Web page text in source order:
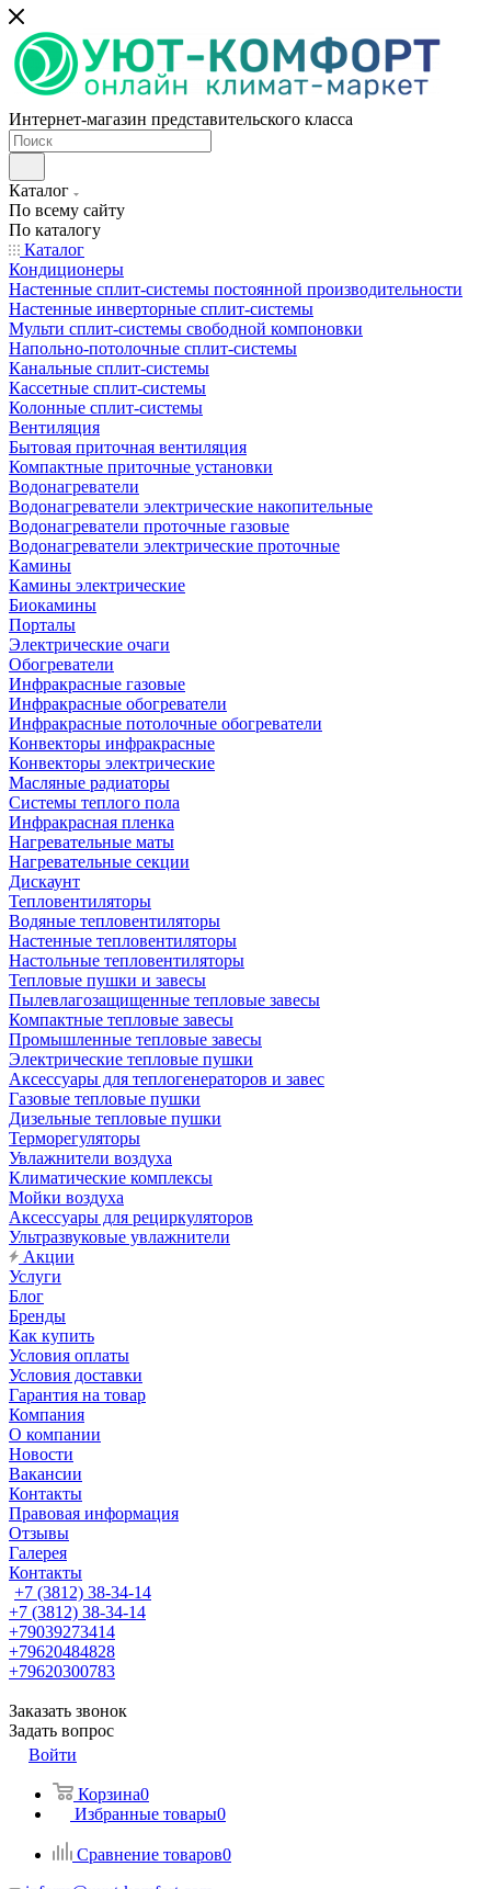
Интернет-магазин представительского класса
Каталог
По всему сайту
По каталогу
Каталог
Кондиционеры
Настенные сплит-системы постоянной производительности
Настенные инверторные сплит-системы
Мульти сплит-системы свободной компоновки
Напольно-потолочные сплит-системы
Канальные сплит-системы
Кассетные сплит-системы
Колонные сплит-системы
Вентиляция
Бытовая приточная вентиляция
Компактные приточные установки
Водонагреватели
Водонагреватели электрические накопительные
Водонагреватели проточные газовые
Водонагреватели электрические проточные
Камины
Камины электрические
Биокамины
Порталы
Электрические очаги
Обогреватели
Инфракрасные газовые
Инфракрасные обогреватели
Инфракрасные потолочные обогреватели
Конвекторы инфракрасные
Конвекторы электрические
Масляные радиаторы
Системы теплого пола
Инфракрасная пленка
Нагревательные маты
Нагревательные секции
Дискаунт
Тепловентиляторы
Водяные тепловентиляторы
Настенные тепловентиляторы
Настольные тепловентиляторы
Тепловые пушки и завесы
Пылевлагозащищенные тепловые завесы
Компактные тепловые завесы
Промышленные тепловые завесы
Электрические тепловые пушки
Аксессуары для теплогенераторов и завес
Газовые тепловые пушки
Дизельные тепловые пушки
Терморегуляторы
Увлажнители воздуха
Климатические комплексы
Мойки воздуха
Аксессуары для рециркуляторов
Ультразвуковые увлажнители
Акции
Услуги
Блог
Бренды
Как купить
Условия оплаты
Условия доставки
Гарантия на товар
Компания
О компании
Новости
Вакансии
Контакты
Правовая информация
Отзывы
Галерея
Контакты
+7 (3812) 38-34-14
+7 (3812) 38-34-14
+79039273414
+79620484828
+79620300783
Заказать звонок
Задать вопрос
Войти
Корзина0
Избранные товары0
Сравнение товаров0